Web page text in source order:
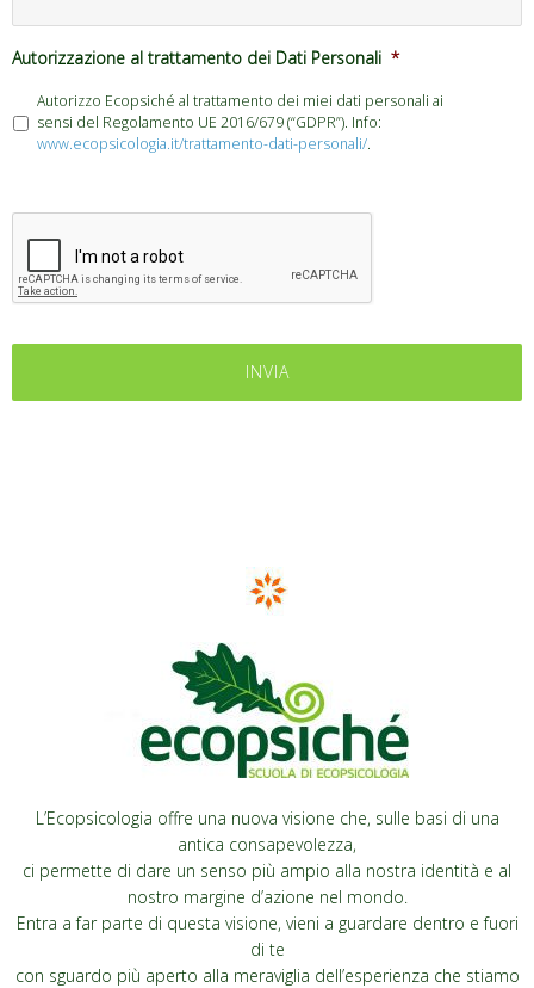
Autorizzazione al trattamento dei Dati Personali *
Autorizzo Ecopsiché al trattamento dei miei dati personali ai
sensi del Regolamento UE 2016/679 (“GDPR”). Info:
www.ecopsicologia.it/trattamento-dati-personali/.
L’Ecopsicologia offre una nuova visione che, sulle basi di una
antica consapevolezza,
ci permette di dare un senso più ampio alla nostra identità e al
nostro margine d’azione nel mondo.
Entra a far parte di questa visione, vieni a guardare dentro e fuori
di te
con sguardo più aperto alla meraviglia dell’esperienza che stiamo